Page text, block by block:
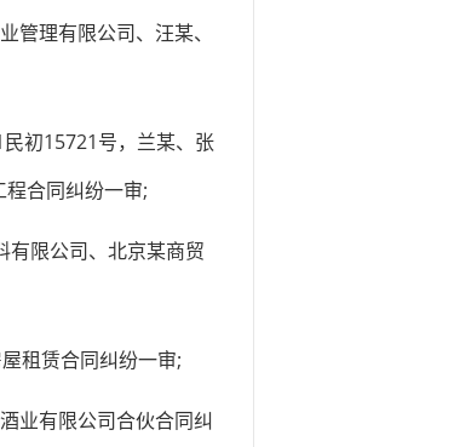
理有限公司、汪某、
初15721号，兰某、张
合同纠纷一审;
限公司、北京某商贸
租赁合同纠纷一审;
有限公司合伙合同纠